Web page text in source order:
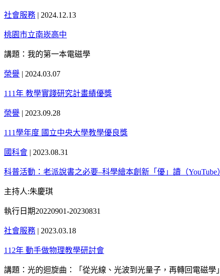
社會服務 | 2024.12.13
桃園市立南崁高中
講題：我的第一本電磁學
榮譽 | 2024.03.07
111年 教學實踐研究計畫績優獎
榮譽 | 2023.09.28
111學年度 國立中央大學教學優良獎
國科會 | 2023.08.31
科普活動：老派說書之必要–科學繪本創新「優」讀（
主持人:朱慶琪
執行日期20220901-20230831
社會服務 | 2023.03.18
112年 動手做物理教學研討會
講題：光的迴旋曲：「從光線、光波到光量子，再轉回電磁學